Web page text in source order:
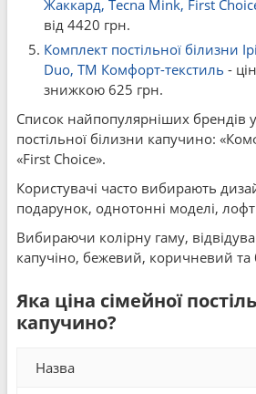
Жаккард, Tecna Mink, First
від 4420 грн.
Комплект постільної білизни
Duo, ТМ Комфорт-текстиль -
знижкою 625 грн.
Список найпопулярніших брендів у
постільної білизни капучино:
«First Choice».
Користувачі часто вибирають
подарунок, однотонні моделі,
Вибираючи колірну гаму,
капучіно, бежевий, коричневий та
Яка ціна сімейної
капучино?
Назва